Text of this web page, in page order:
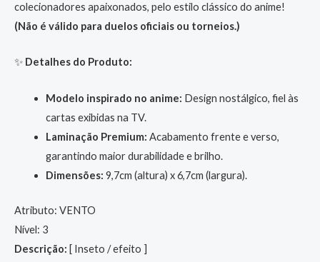
colecionadores apaixonados, pelo estilo clássico do anime!
(Não é válido para duelos oficiais ou torneios.)
✨ Detalhes do Produto:
Modelo inspirado no anime: Design nostálgico, fiel às
cartas exibidas na TV.
Laminação Premium: Acabamento frente e verso,
garantindo maior durabilidade e brilho.
Dimensões: 9,7cm (altura) x 6,7cm (largura).
Atributo: VENTO
Nível: 3
Descrição: [ Inseto / efeito ]